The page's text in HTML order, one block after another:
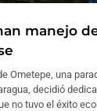
manejo
Ometepe, una
decidió
no tuvo el éxito